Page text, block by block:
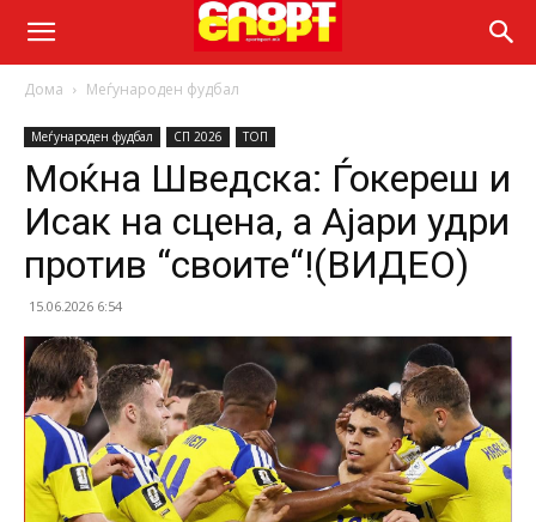
Дома Меѓународен фудбал
Меѓународен фудбал СП 2026 ТОП
Моќна Шведска: Ѓокереш и
Исак на сцена, а Ајари удри
против “своите“!(ВИДЕО)
15.06.2026 6:54